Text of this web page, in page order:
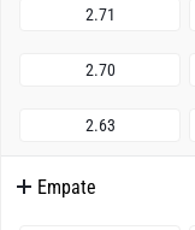
2.71
2.70
2.63
Empate